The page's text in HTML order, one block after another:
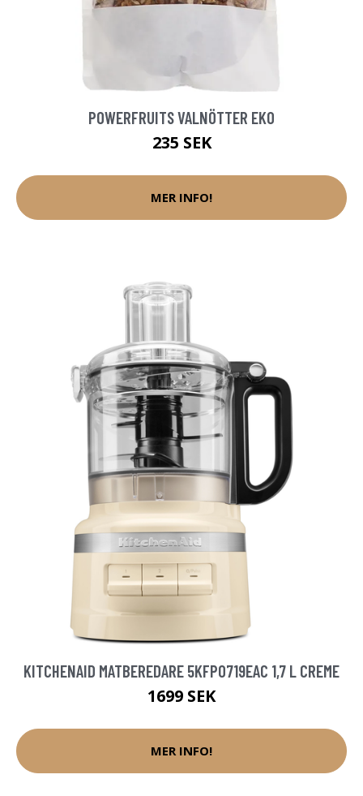
POWERFRUITS VALNÖTTER EKO
235 SEK
MER INFO!
KITCHENAID MATBEREDARE 5KFP0719EAC 1,7 L CREME
1699 SEK
MER INFO!